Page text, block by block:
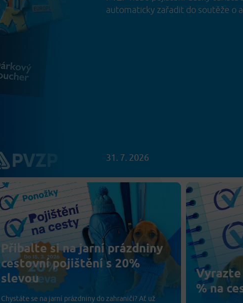
automaticky zařadit do soutěže o
31. 7. 2026
Přibalte si na jarní prázdniny
cestovní pojištění s 20%
slevou
Chystáte se na jarní prázdniny do zahraničí? Ať už
Vyrazte
% na